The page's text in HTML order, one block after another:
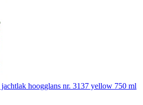
hoogglans nr. 3137 yellow 750 ml